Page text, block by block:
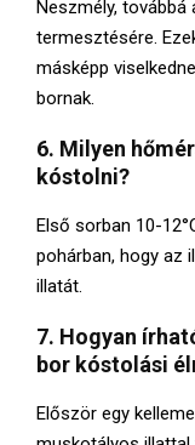
Neszmély,
termesztésére.
másképp
bornak.
6. Milyen
kóstolni?
Első sorban 10-
pohárban, hogy az
illatát.
7. Hogyan
bor kóstolási
Először egy